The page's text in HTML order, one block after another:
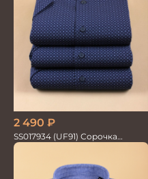
2 490 ₽
SS017934 (UF91) Сорочка
мужская кор. рук. GROSTYLE